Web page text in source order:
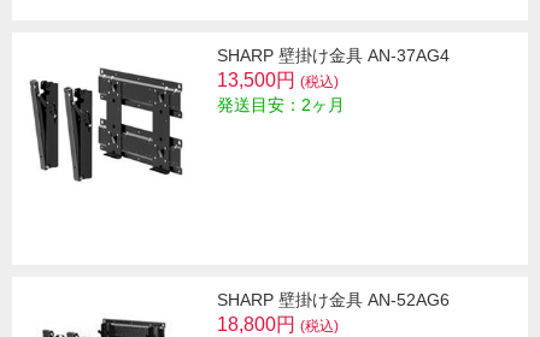
SHARP 壁掛け金具 AN-37AG4
13,500円 (税込)
発送目安：2ヶ月
SHARP 壁掛け金具 AN-52AG6
18,800円 (税込)